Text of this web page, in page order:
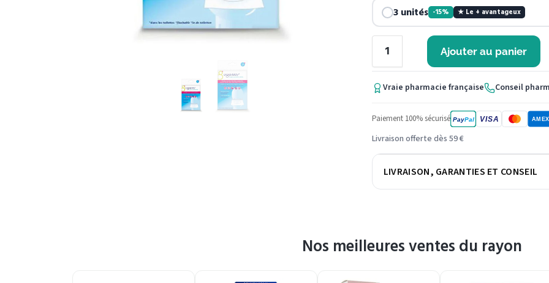
3 unités -15% ★ Le + avantageux
Ajouter au panier
Vraie pharmacie française Conseil
Paiement 100% sécurisé PayPal VISA AMEX
Livraison offerte dès 59 €
LIVRAISON, GARANTIES ET CONSEIL
Nos meilleures ventes du rayon